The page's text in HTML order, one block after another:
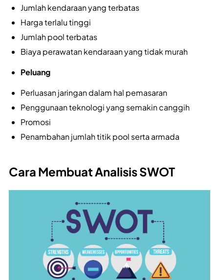
Jumlah kendaraan yang terbatas
Harga terlalu tinggi
Jumlah pool terbatas
Biaya perawatan kendaraan yang tidak murah
Peluang
Perluasan jaringan dalam hal pemasaran
Penggunaan teknologi yang semakin canggih
Promosi
Penambahan jumlah titik pool serta armada
Cara Membuat Analisis SWOT